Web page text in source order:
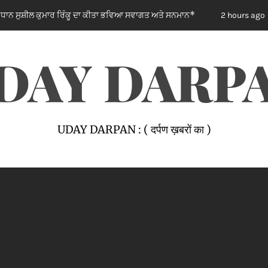
ਕੀਤਾ ਭਵਿਆ ਸਵਾਗਤ ਅਤੇ ਸਨਮਾਨ* 2 hours ago ਲੱਧੇਵਾਲੀ ਪਾਰਕ ਦੀ
UDAY DARPAN : ( दर्पण ख़बरों का )